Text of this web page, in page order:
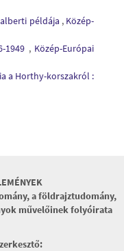
példája , Közép-
1949 , Közép-Európai
a Horthy-korszakról :
a földrajztudomány,
művelőinek folyóirata